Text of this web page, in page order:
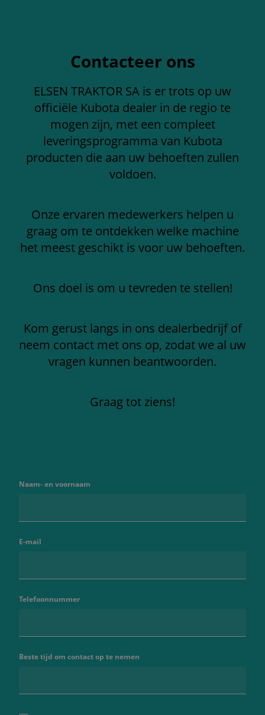
Contacteer ons
ELSEN TRAKTOR SA is er trots op uw
officiële Kubota dealer in de regio te
mogen zijn, met een compleet
leveringsprogramma van Kubota
producten die aan uw behoeften zullen
voldoen.
Onze ervaren medewerkers helpen u
graag om te ontdekken welke machine
het meest geschikt is voor uw behoeften.
Ons doel is om u tevreden te stellen!
Kom gerust langs in ons dealerbedrijf of
neem contact met ons op, zodat we al uw
vragen kunnen beantwoorden.
Graag tot ziens!
Naam- en voornaam
E-mail
Telefoonnummer
Beste tijd om contact op te nemen